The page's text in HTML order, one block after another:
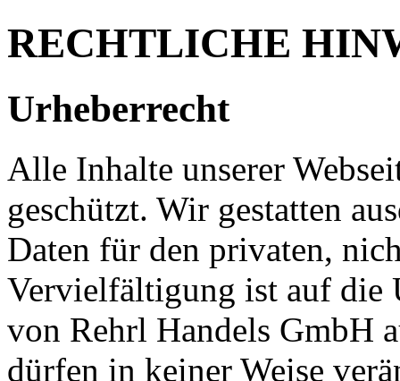
RECHTLICHE
Urheberrecht
Alle Inhalte unserer
geschützt. Wir gestatten
Daten für den privaten,
Vervielfältigung ist auf die
von Rehrl Handels GmbH
dürfen in keiner Weise